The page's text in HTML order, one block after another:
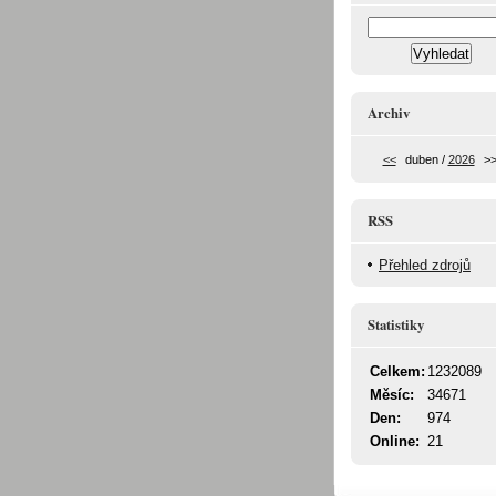
Archiv
<< duben / 2026 >>
RSS
Přehled zdrojů
Statistiky
Online: 21
Celkem: 1232089
Měsíc:
34671
Den:
974